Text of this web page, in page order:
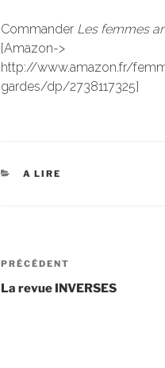
Commander Les femmes
[Amazon->
http://www.amazon.fr/
gardes/dp/2738117325]
CATÉGORIES
A LIRE
Navigation
de
Article
précédent
PRÉCÉDENT
La revue INVERSES